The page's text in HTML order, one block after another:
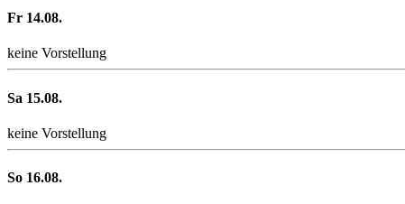
Fr 14.08.
keine Vorstellung
Sa 15.08.
keine Vorstellung
So 16.08.